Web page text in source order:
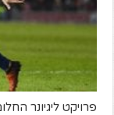
פרויקט ליגיונר